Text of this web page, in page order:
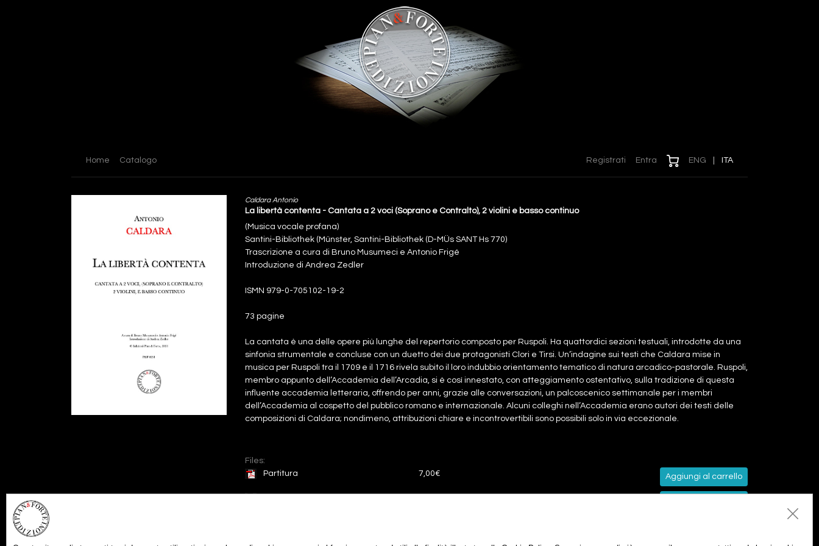
Home Catalogo Registrati Entra ENG ITA
Caldara Antonio
La libertà contenta - Cantata a 2 voci (Soprano e Contralto), 2 violini e basso continuo
(Musica vocale profana)
Santini-Bibliothek (Münster, Santini-Bibliothek (D-MÜs SANT Hs 770)
Trascrizione a cura di Bruno Musumeci e Antonio Frigé
Introduzione di Andrea Zedler
ISMN 979-0-705102-19-2
73 pagine
La cantata è una delle opere più lunghe del repertorio composto per Ruspoli. Ha quattordici sezioni testuali, introdotte da una
sinfonia strumentale e concluse con un duetto dei due protagonisti Clori e Tirsi. Un’indagine sui testi che Caldara mise in
musica per Ruspoli tra il 1709 e il 1716 rivela subito il loro indubbio orientamento tematico di natura arcadico-pastorale. Ruspoli,
membro appunto dell’Accademia dell’Arcadia, si è così innestato, con atteggiamento ostentativo, sulla tradizione di questa
influente accademia letteraria, offrendo per anni, grazie alle conversazioni, un palcoscenico settimanale per i membri
dell’Accademia al cospetto del pubblico romano e internazionale. Alcuni colleghi nell’Accademia erano autori dei testi delle
composizioni di Caldara; nondimeno, attribuzioni chiare e incontrovertibili sono possibili solo in via eccezionale.
Files:
Partitura
7,00€ Aggiungi al carrello